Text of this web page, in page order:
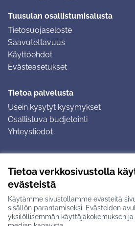
Tietoa verkkosivustolla
evästeistä
Käytämme sivustollamme evästeitä
sisällön parantamiseksi. Evästeiden
yksilöllisemmän käyttäjäkokemuksen
Tuusulan osallistumisalusta
Tietosuojaseloste
Saavutettavuus
Käyttöehdot
Evästeasetukset
Tietoa palvelusta
Usein kysytyt kysymykset
Osallistuva budjetointi
Yhteystiedot
Ohjeet kirjautumiseen
Ohjeet kommentin jättämiseen